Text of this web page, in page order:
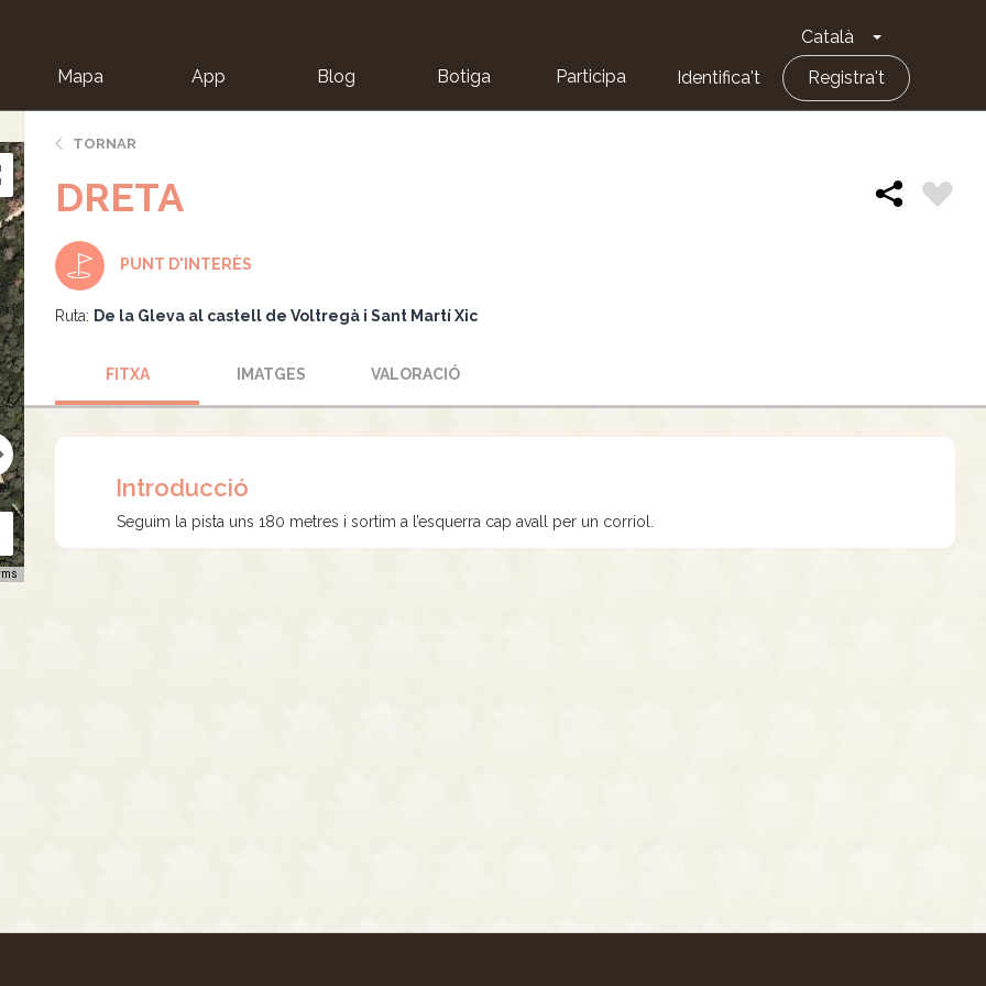
Català Toggle
Mapa App Blog Botiga Participa Identifica't Registra't
TORNAR
DRETA
PUNT D'INTERÈS
Ruta: De la Gleva al castell de Voltregà i Sant Martí Xic
FITXA IMATGES VALORACIÓ
Introducció
Seguim la pista uns 180 metres i sortim a l’esquerra cap avall per un corriol.